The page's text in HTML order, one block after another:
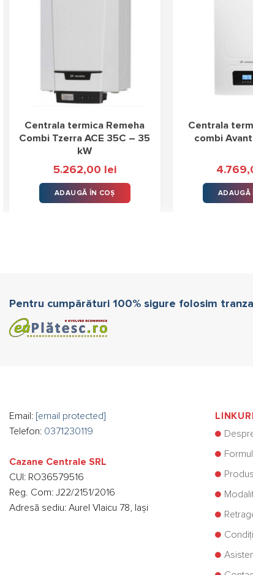
Centrala termica Remeha
Combi Tzerra ACE 35C – 35
kW
5.262,00 lei
ADAUGĂ ÎN COȘ
Centrala
combi
ADAUGĂ
Pentru cumpărături 100% sigure folosim
Email: [email protected]
Telefon: 0371230119
Cazane Centrale SRL
CUI: RO36579516
Reg. Com: J22/2151/2016
Adresă sediu: Aurel Vlaicu 78, Iași